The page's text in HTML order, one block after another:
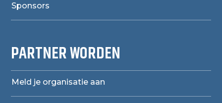
Sponsors
PARTNER WORDEN
Meld je organisatie aan